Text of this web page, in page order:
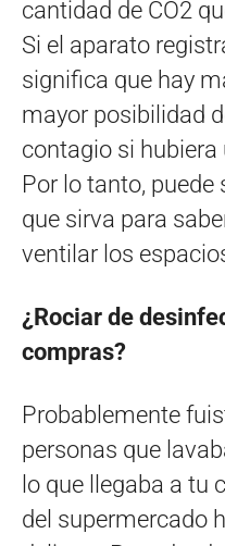
cantidad de CO2
Si el aparato
significa que hay
mayor posibilidad
contagio si
Por lo tanto,
que sirva para
ventilar los
¿Rociar de
compras?
Probablemente
personas que
lo que llegaba a tu
del supermercado